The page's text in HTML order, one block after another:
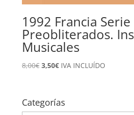
1992 Francia
Preobliterados.
Musicales
8,00€ El
era:
8,00€.
3,50€El
es:
3,50€.
IVA INCLUÍDO
Categorías